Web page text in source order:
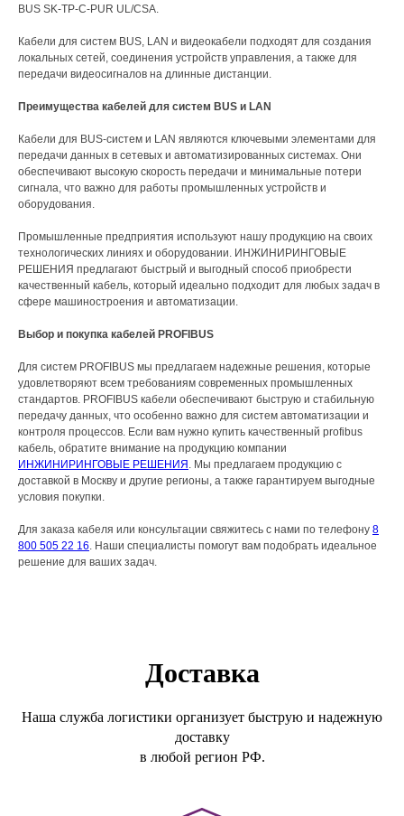
BUS SK-TP-C-PUR UL/CSA.
Кабели для систем BUS, LAN и видеокабели подходят для создания
локальных сетей, соединения устройств управления, а также для
передачи видеосигналов на длинные дистанции.
Преимущества кабелей для систем BUS и LAN
Кабели для BUS-систем и LAN являются ключевыми элементами для
передачи данных в сетевых и автоматизированных системах. Они
обеспечивают высокую скорость передачи и минимальные потери
сигнала, что важно для работы промышленных устройств и
оборудования.
Промышленные предприятия используют нашу продукцию на своих
технологических линиях и оборудовании. ИНЖИНИРИНГОВЫЕ
РЕШЕНИЯ предлагают быстрый и выгодный способ приобрести
качественный кабель, который идеально подходит для любых задач в
сфере машиностроения и автоматизации.
Выбор и покупка кабелей PROFIBUS
Для систем PROFIBUS мы предлагаем надежные решения, которые
удовлетворяют всем требованиям современных промышленных
стандартов. PROFIBUS кабели обеспечивают быструю и стабильную
передачу данных, что особенно важно для систем автоматизации и
контроля процессов. Если вам нужно купить качественный profibus
кабель, обратите внимание на продукцию компании
ИНЖИНИРИНГОВЫЕ РЕШЕНИЯ . Мы предлагаем продукцию с
доставкой в Москву и другие регионы, а также гарантируем выгодные
условия покупки.
Для заказа кабеля или консультации свяжитесь с нами по телефону 8
800 505 22 16 . Наши специалисты помогут вам подобрать идеальное
решение для ваших задач.
Доставка
Наша служба логистики организует быструю и надежную
доставку
в любой регион РФ.